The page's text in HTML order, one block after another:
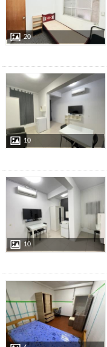
20
店長推薦
10
店長推薦
10